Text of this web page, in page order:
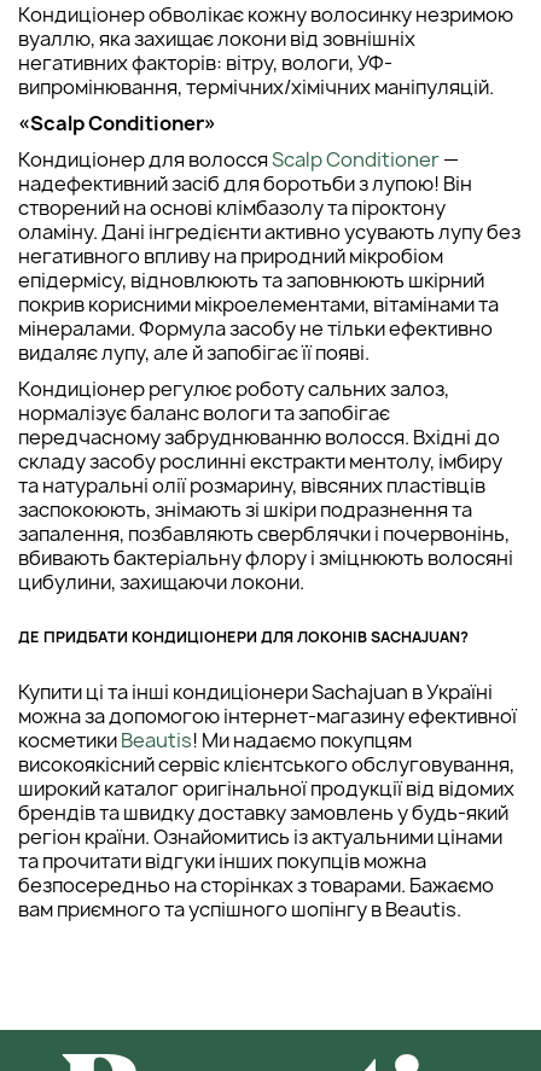
Кондиціонер обволікає кожну волосинку незримою
вуаллю, яка захищає локони від зовнішніх
негативних факторів: вітру, вологи, УФ-
випромінювання, термічних/хімічних маніпуляцій.
«Scalp Conditioner»
Кондиціонер для волоссяScalp Conditioner—
надефективний засіб для боротьби з лупою! Він
створений на основі клімбазолу та піроктону
оламіну. Дані інгредієнти активно усувають лупу без
негативного впливу на природний мікробіом
епідермісу, відновлюють та заповнюють шкірний
покрив корисними мікроелементами, вітамінами та
мінералами. Формула засобу не тільки ефективно
видаляє лупу, але й запобігає її появі.
Кондиціонер регулює роботу сальних залоз,
нормалізує баланс вологи та запобігає
передчасному забруднюванню волосся. Вхідні до
складу засобу рослинні екстракти ментолу, імбиру
та натуральні олії розмарину, вівсяних пластівців
заспокоюють, знімають зі шкіри подразнення та
запалення, позбавляють сверблячки і почервонінь,
вбивають бактеріальну флору і зміцнюють волосяні
цибулини, захищаючи локони.
ДЕ ПРИДБАТИ КОНДИЦІОНЕРИ ДЛЯ ЛОКОНІВ SACHAJUAN?
Купити ці та інші кондиціонери Sachajuan в Україні
можна за допомогою інтернет-магазину ефективної
косметикиBeautis! Ми надаємо покупцям
високоякісний сервіс клієнтського обслуговування,
широкий каталог оригінальної продукції від відомих
брендів та швидку доставку замовлень у будь-який
регіон країни. Ознайомитись із актуальними цінами
та прочитати відгуки інших покупців можна
безпосередньо на сторінках з товарами. Бажаємо
вам приємного та успішного шопінгу в Beautis.